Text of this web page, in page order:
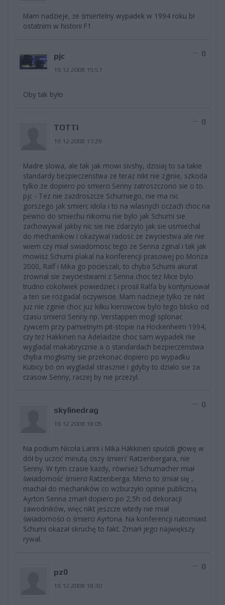
Mam nadzieje, że śmiertelny wypadek w 1994 roku bł
ostatnim w historii F1.
pjc
19.12.2008 15:57
0
Oby tak było
TOTTI
19.12.2008 17:29
0
Madre slowa, ale tak jak mowi sivshy, dzisiaj to sa takie
standardy bezpieczenstwa ze teraz nikt nie zginie, szkoda
tylko ze dopiero po smierci Senny zatroszczono sie o to.
pjc - Tez nie zazdroszcze Schumiego, nie ma nic
gorszego jak smierc idola i to na wlasnych oczach choc na
pewno do smiechu nikomu nie bylo jak Schumi sie
zachowywal jakby nic sie nie zdarzylo jak sie usmiechal
do mechanikow i okazywal radosc ze zwyciestwa ale nie
wiem czy mial swiadomosc tego ze Senna zginal i tak jak
mowisz Schumi plakal na konferencji prasowej po Monza
2000, Ralf i Mika go pocieszali, to chyba Schumi akurat
zrownal sie zwyciestwami z Senna choc tez Mice bylo
trudno cokolwiek powiedziec i prosil Ralfa by kontynuowal
a ten sie rozgadal oczywiscie. Mam nadzieje tylko ze nikt
juz nie zginie choc juz kilku kierowcow bylo tego blisko od
czasu smierci Senny np. Verstappen mogl splonac
zywcem przy pamietnym pit-stopie na Hockenheim 1994,
czy tez Hakkinen na Adelaidzie choc sam wypadek nie
wygladal makabrycznie a o standardach bezpieczenstwa
chyba moglismy sie przekonac dopiero po wypadku
Kubicy bo on wygladal strasznie i gdyby to dzialo sie za
czasow Senny, raczej by nie przezyl.
skylinedrag
19.12.2008 18:05
0
Na podium Nicola Larini i Mika Häkkinen spuścili głowę w
dół by uczcić minutą ciszy śmierć Ratzenbergara, nie
Senny. W tym czasie każdy, również Schumacher miał
świadomość śmierci Ratzenberga. Mimo to śmiał się ,
machał do mechaników co wzburzyło opinie publiczną.
Ayrton Senna zmarł dopiero po 2,5h od dekoracji
zawodników, więc nikt jeszcze wtedy nie miał
świadomości o śmierci Ayrtona. Na konferencji natomiast
Schumi okazał skruchę to fakt. Zmarł jego największy
rywal.
pz0
19.12.2008 18:30
0